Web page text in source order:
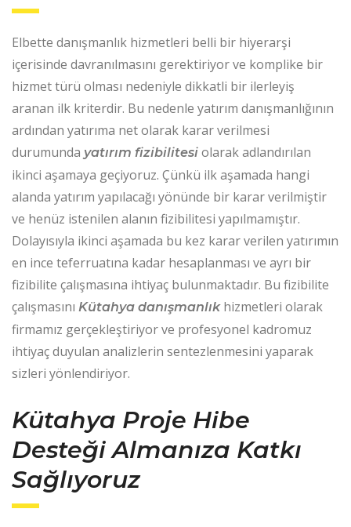
Elbette danışmanlık hizmetleri belli bir hiyerarşi
içerisinde davranılmasını gerektiriyor ve komplike bir
hizmet türü olması nedeniyle dikkatli bir ilerleyiş
aranan ilk kriterdir. Bu nedenle yatırım danışmanlığının
ardından yatırıma net olarak karar verilmesi
durumunda yatırım fizibilitesi olarak adlandırılan
ikinci aşamaya geçiyoruz. Çünkü ilk aşamada hangi
alanda yatırım yapılacağı yönünde bir karar verilmiştir
ve henüz istenilen alanın fizibilitesi yapılmamıştır.
Dolayısıyla ikinci aşamada bu kez karar verilen yatırımın
en ince teferruatına kadar hesaplanması ve ayrı bir
fizibilite çalışmasına ihtiyaç bulunmaktadır. Bu fizibilite
çalışmasını Kütahya danışmanlıkhizmetleri olarak
firmamız gerçekleştiriyor ve profesyonel kadromuz
ihtiyaç duyulan analizlerin sentezlenmesini yaparak
sizleri yönlendiriyor.
Kütahya Proje Hibe
Desteği Almanıza Katkı
Sağlıyoruz